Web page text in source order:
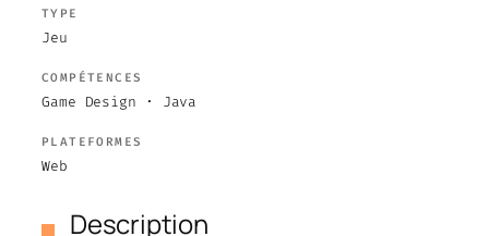
TYPE
Jeu
COMPÉTENCES
Game Design · Java
PLATEFORMES
Web
Description